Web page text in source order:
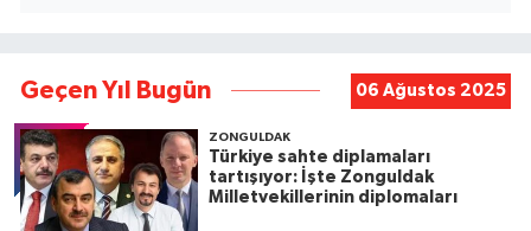
Geçen Yıl Bugün 06 Ağustos 2025
ZONGULDAK
Türkiye sahte diplamaları
tartışıyor: İşte Zonguldak
Milletvekillerinin diplomaları